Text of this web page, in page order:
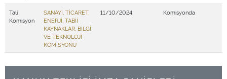
Tali
Komisyon
SANAYİ, TİCARET,
ENERJİ, TABİİ
KAYNAKLAR, BİLGİ
VE TEKNOLOJİ
KOMİSYONU
11/10/2024 Komisyonda